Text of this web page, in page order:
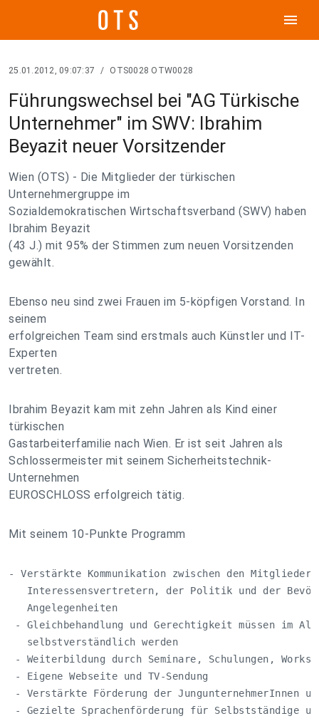
menu
25.01.2012, 09:07:37 / OTS0028 OTW0028
Führungswechsel bei "AG Türkische
Unternehmer" im SWV: Ibrahim
Beyazit neuer Vorsitzender
Wien (OTS) - Die Mitglieder der türkischen
Unternehmergruppe im
Sozialdemokratischen Wirtschaftsverband (SWV) haben
Ibrahim Beyazit
(43 J.) mit 95% der Stimmen zum neuen Vorsitzenden
gewählt.
Ebenso neu sind zwei Frauen im 5-köpfigen Vorstand. In
seinem
erfolgreichen Team sind erstmals auch Künstler und IT-
Experten
vertreten.
Ibrahim Beyazit kam mit zehn Jahren als Kind einer
türkischen
Gastarbeiterfamilie nach Wien. Er ist seit Jahren als
Schlossermeister mit seinem Sicherheitstechnik-
Unternehmen
EUROSCHLOSS erfolgreich tätig.
Mit seinem 10-Punkte Programm
- Verstärkte Kommunikation zwischen den
Interessensvertretern, der Politik und der
   Angelegenheiten
- Gleichbehandlung und Gerechtigkeit müssen im
   selbstverständlich werden
- Weiterbildung durch Seminare, Schulungen,
- Eigene Webseite und TV-Sendung
- Verstärkte Förderung der JungunternehmerInnen
- Gezielte Sprachenförderung für Selbstständige